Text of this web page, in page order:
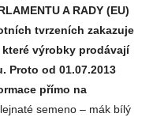
A RADY (EU)
tvrzeních zakazuje
výrobky prodávají
Proto od 01.07.2013
přímo na
semeno – mák bílý